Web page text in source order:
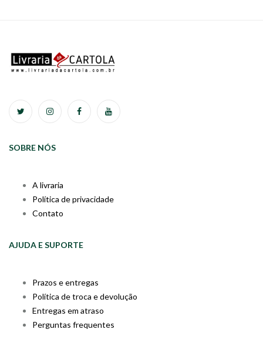
SOBRE NÓS
A livraria
Política de privacidade
Contato
AJUDA E SUPORTE
Prazos e entregas
Política de troca e devolução
Entregas em atraso
Perguntas frequentes